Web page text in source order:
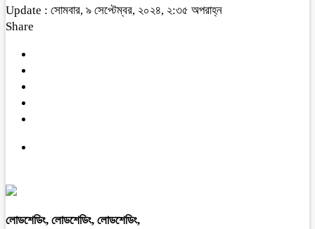
Update : সোমবার, ৯ সেপ্টেম্বর, ২০২৪, ২:৩৫ অপরাহ্ন
Share
লোডশেডিং, লোডশেডিং, লোডশেডিং,